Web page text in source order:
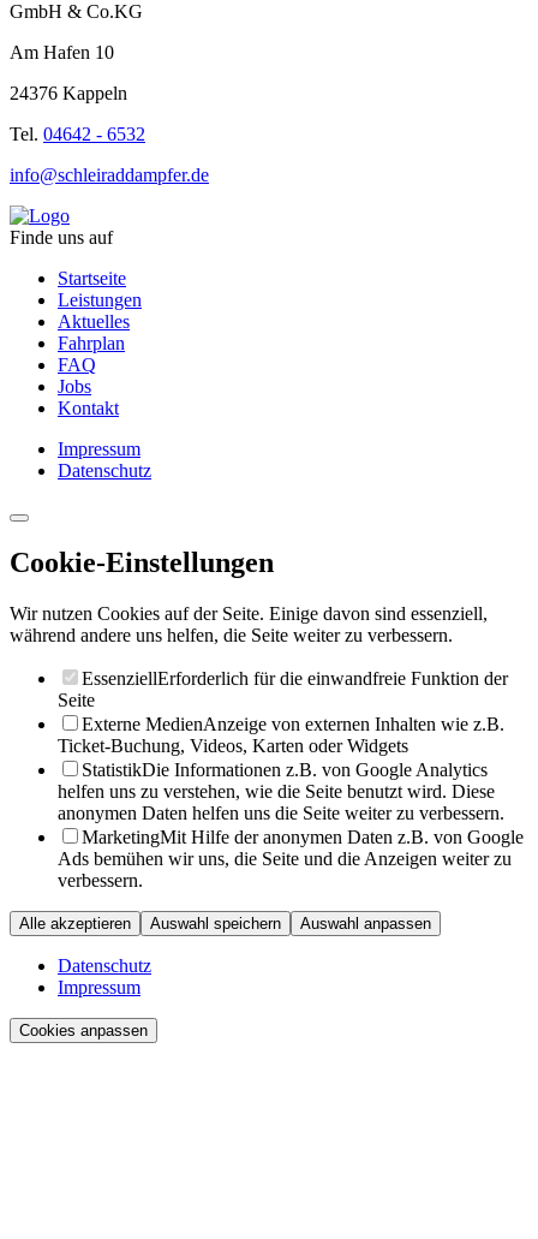
GmbH & Co.KG
Am Hafen 10
24376 Kappeln
Tel. 04642 - 6532
info@schleiraddampfer.de
Finde uns auf
Startseite
Leistungen
Aktuelles
Fahrplan
FAQ
Jobs
Kontakt
Impressum
Datenschutz
Cookie-Einstellungen
Wir nutzen Cookies auf der Seite. Einige davon sind essenziell,
während andere uns helfen, die Seite weiter zu verbessern.
EssenziellErforderlich für die einwandfreie Funktion der
Seite
Externe MedienAnzeige von externen Inhalten wie z.B.
Ticket-Buchung, Videos, Karten oder Widgets
StatistikDie Informationen z.B. von Google Analytics
helfen uns zu verstehen, wie die Seite benutzt wird. Diese
anonymen Daten helfen uns die Seite weiter zu verbessern.
MarketingMit Hilfe der anonymen Daten z.B. von Google
Ads bemühen wir uns, die Seite und die Anzeigen weiter zu
verbessern.
Alle akzeptieren Auswahl speichern Auswahl anpassen
Datenschutz
Impressum
Cookies anpassen